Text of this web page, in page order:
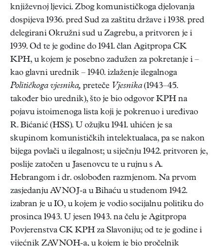
književnoj ljevici. Zbog komunističkoga djelovanja
dospijeva 1936. pred Sud za zaštitu države i 1938. pred
delegirani Okružni sud u Zagrebu, a pritvoren je i
1939. Od te je godine do 1941. član Agitpropa CK
KPH, u kojem je posebno zadužen za pokretanje i –
kao glavni urednik – 1940. izlaženje ilegalnoga
Političkoga vjesnika, preteče Vjesnika(1943–45.
također bio urednik), što je bio odgovor KPH na
pojavu istoimenoga lista koji je pokrenuo i uređivao
R. Bićanić (HSS). U ožujku 1941. uhićen je sa
skupinom komunističkih intelektualaca, pa se nakon
bijega povlači u ilegalnost; u siječnju 1942. pritvoren je,
poslije zatočen u Jasenovcu te u rujnu s A.
Hebrangom i dr. oslobođen razmjenom. Na prvom
zasjedanju AVNOJ-a u Bihaću u studenom 1942.
izabran je u IO, u kojem je vodio socijalnu politiku do
prosinca 1943. U jesen 1943. na čelu je Agitpropa
Povjerenstva CK KPH za Slavoniju; od te je godine i
vijećnik ZAVNOH-a, u kojem je bio pročelnik